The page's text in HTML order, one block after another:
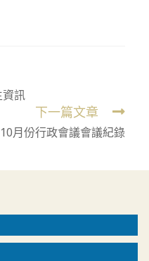
資訊
下一篇文章
月份行政會議會議紀錄